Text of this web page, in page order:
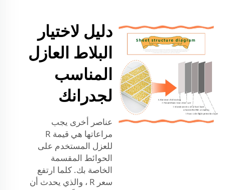
دليل لاختيار
البلاط العازل
المناسب
لجدرانك
عناصر أخرى يجب
مراعاتها هي قيمة R
للعزل المستخدم على
الحوائط المقسمة
الخاصة بك. كلما ارتفع
سعر R ، والذي يحدث أن